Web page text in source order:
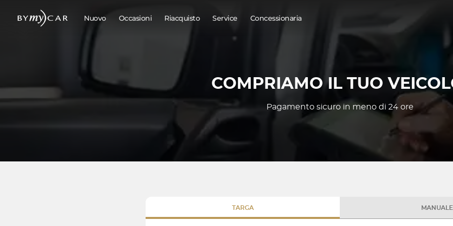
Nuovo Occasioni Riacquisto Service Concessionaria
COMPRIAMO IL TUO
Pagamento sicuro in meno di 24 ore
TARGA MANUALE